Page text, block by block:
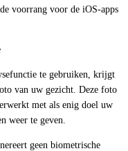
voorrang voor de iOS-apps
te gebruiken, krijgt
van uw gezicht. Deze foto
met als enig doel uw
weer te geven.
geen biometrische